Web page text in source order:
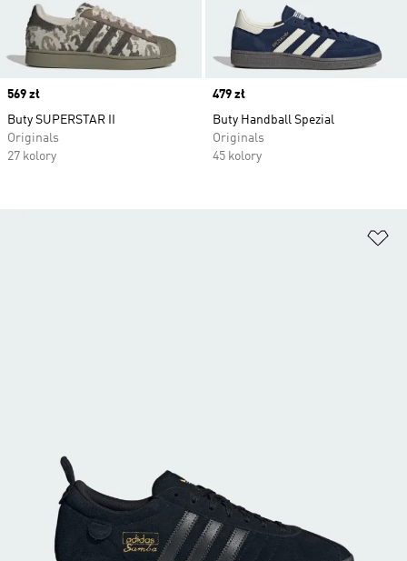
Price
569 zł
Buty SUPERSTAR II
Originals
27 kolory
Price
479 zł
Buty Handball Spezial
Originals
45 kolory